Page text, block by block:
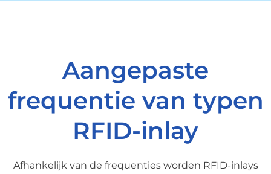
Aangepaste
frequentie van typen
RFID-inlay
Afhankelijk van de frequenties worden RFID-inlays